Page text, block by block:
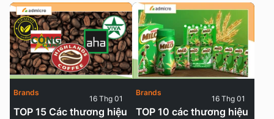
TOP 15 Các thương hiệu
Brands
16 Thg 01
TOP 10 các thương hiệu
Brands
16 Thg 01